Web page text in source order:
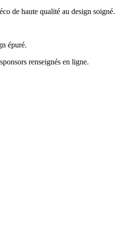
de haute qualité au design soigné.
épuré.
renseignés en ligne.